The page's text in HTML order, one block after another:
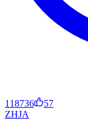
118736
57
ZHJA